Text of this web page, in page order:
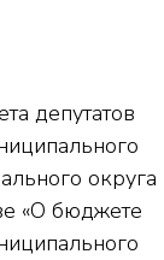
депутатов
округа
«О бюджете